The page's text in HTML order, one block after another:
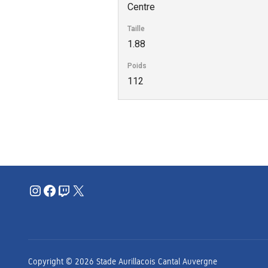
Centre
Taille
1.88
Poids
112
Instagram
Facebook
Twitch
X
Copyright © 2026 Stade Aurillacois Cantal Auvergne